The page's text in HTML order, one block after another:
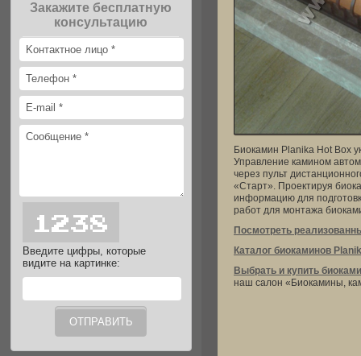
Закажите бесплатную
консультацию
Введите цифры, которые
видите на картинке:
Биокамин Planika Hot Box
Управление камином
через пульт
«Старт». Проектируя
информацию для
работ для монтажа
Посмотреть
Каталог биокаминов
Выбрать и купить
наш салон «Биокамины,